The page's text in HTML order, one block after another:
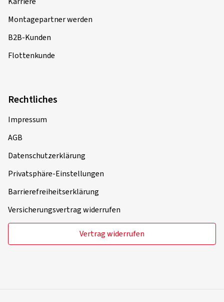
Montagepartner werden
B2B-Kunden
Flottenkunde
Rechtliches
Impressum
AGB
Datenschutzerklärung
Privatsphäre-Einstellungen
Barrierefreiheitserklärung
Versicherungsvertrag widerrufen
Vertrag widerrufen